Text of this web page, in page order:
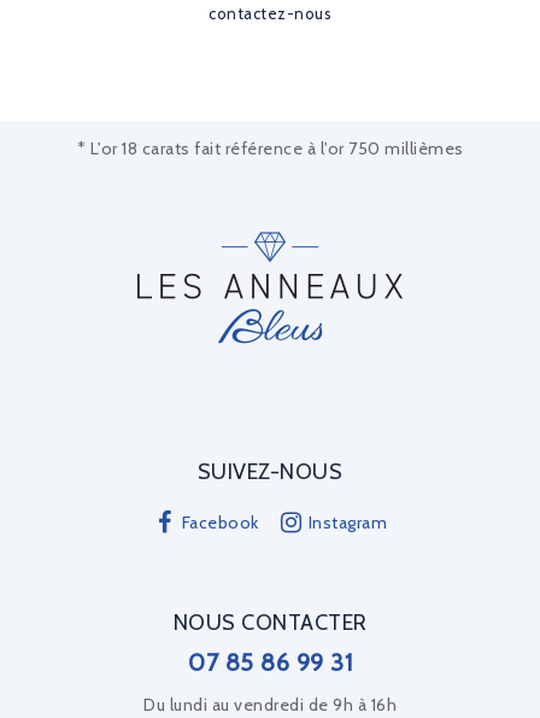
contactez-nous
* L'or 18 carats fait référence à l'or 750 millièmes
SUIVEZ-NOUS
Facebook Instagram
NOUS CONTACTER
07 85 86 99 31
Du lundi au vendredi de 9h à 16h